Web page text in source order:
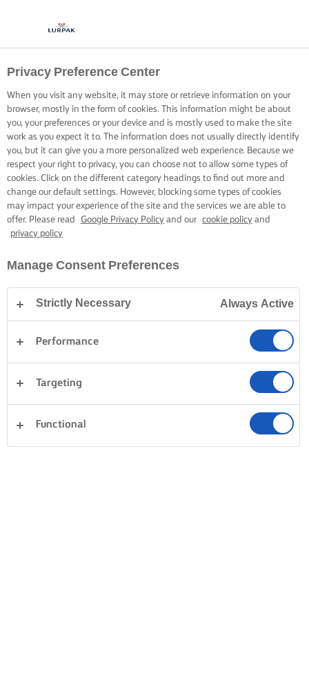
Privacy Preference Center
When you visit any website, it may store or retrieve information on your
browser, mostly in the form of cookies. This information might be about
you, your preferences or your device and is mostly used to make the site
work as you expect it to. The information does not usually directly identify
you, but it can give you a more personalized web experience. Because we
respect your right to privacy, you can choose not to allow some types of
cookies. Click on the different category headings to find out more and
change our default settings. However, blocking some types of cookies
may impact your experience of the site and the services we are able to
offer. Please read
Google Privacy Policy and our cookie policy and
privacy policy
Manage Consent Preferences
Strictly Necessary Always Active
Performance
Targeting
Functional